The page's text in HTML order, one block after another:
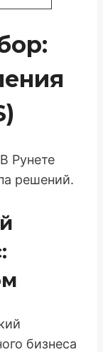
Рунете
решений.
бизнеса